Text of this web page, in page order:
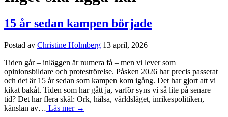
15 år sedan kampen började
Postad av Christine Holmberg 13 april, 2026
Tiden går – inläggen är numera få – men vi lever som
opinionsbildare och proteströrelse. Påsken 2026 har precis passerat
och det är 15 år sedan som kampen kom igång. Det har gjort att vi
kikat bakåt. Tiden som har gått ja, varför syns vi så lite på senare
tid? Det har flera skäl: Ork, hälsa, världsläget, inrikespolitiken,
känslan av… Läs mer →